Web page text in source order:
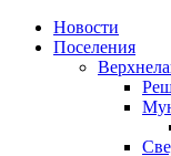
Skip
Новости
Поселения